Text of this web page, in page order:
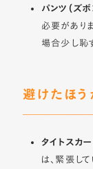
パンツ（ズボ
必要があり
場合少し恥
避けたほ
タイトスカー
は、緊張し